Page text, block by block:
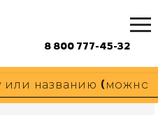
8 800 777-45-32